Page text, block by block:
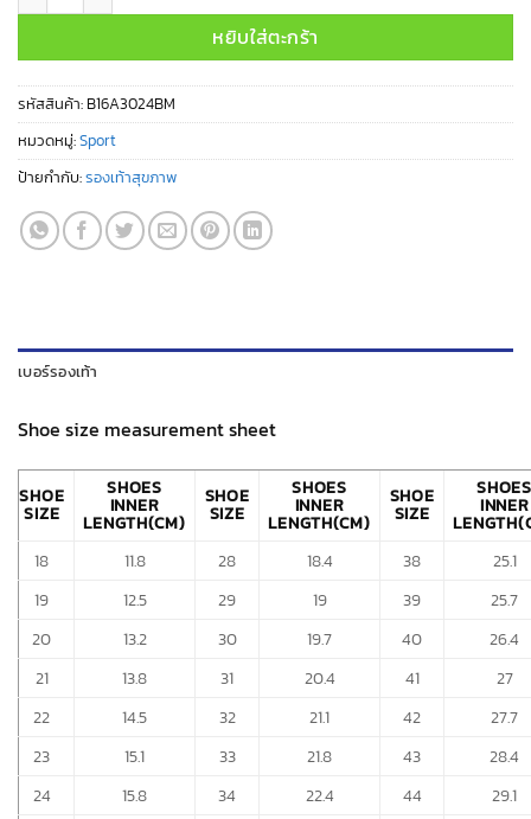
หยิบใส่ตะกร้า
รหัสสินค้า: B16A3024BM
หมวดหมู่:Sport
ป้ายกำกับ:รองเท้าสุขภาพ
เบอร์รองเท้า
Shoe size measurement sheet
SHOE
SIZE
SHOES
INNER
LENGTH(CM)
SHOE
SIZE
SHOES
INNER
LENGTH(CM)
SHOE
SIZE
SHOES
INNER
18
11.8 28 18.4 38
25.1
19
12.5 29 19 39
25.7
20
13.2 30 19.7 40
26.4
21
13.8 31 20.4 41
27
22
14.5 32 21.1 42
27.7
23
15.1 33 21.8 43
28.4
24
15.8 34 22.4 44
29.1